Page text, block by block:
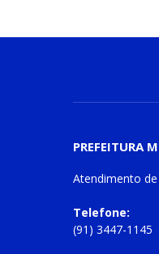
PREFEITURA
Atendimento de
Telefone:
(91) 3447-1145